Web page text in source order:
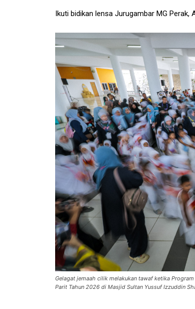
Ikuti bidikan lensa Jurugambar MG Perak,
Gelagat jemaah cilik melakukan tawaf ketika
Parit Tahun 2026 di Masjid Sultan Yussuf Izzuddin